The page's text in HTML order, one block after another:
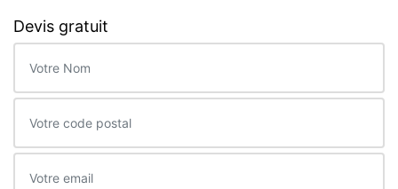
Devis gratuit